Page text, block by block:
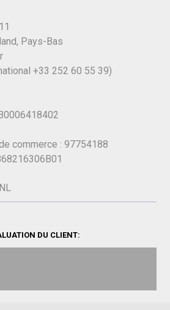
Pays-Bas
+33 252 60 55 39)
commerce : 97754188
DU CLIENT: